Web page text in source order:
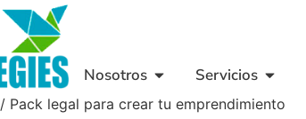
Nosotros Servicios
/ Pack legal para crear tu emprendimiento